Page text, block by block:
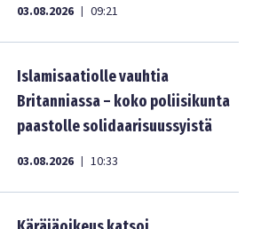
03.08.2026 | 09:21
Islamisaatiolle vauhtia
Britanniassa – koko poliisikunta
paastolle solidaarisuussyistä
03.08.2026 | 10:33